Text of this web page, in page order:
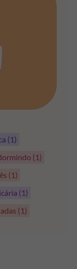
(1)
(1)
(1)
(1)
(1)